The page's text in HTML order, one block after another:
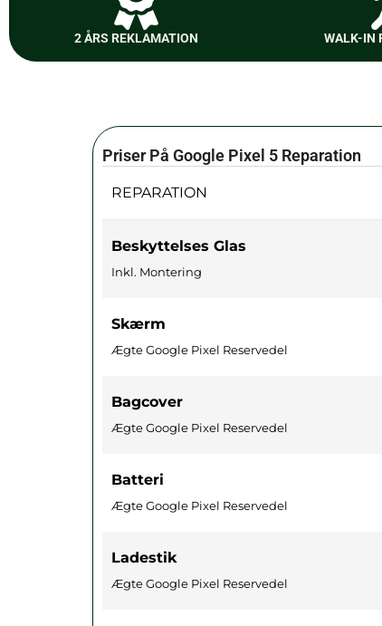
2 ÅRS REKLAMATION WALK-IN
Priser På Google Pixel 5 Reparation
REPARATION
Beskyttelses Glas
Inkl. Montering
Skærm
Ægte Google Pixel Reservedel
Bagcover
Ægte Google Pixel Reservedel
Batteri
Ægte Google Pixel Reservedel
Ladestik
Ægte Google Pixel Reservedel